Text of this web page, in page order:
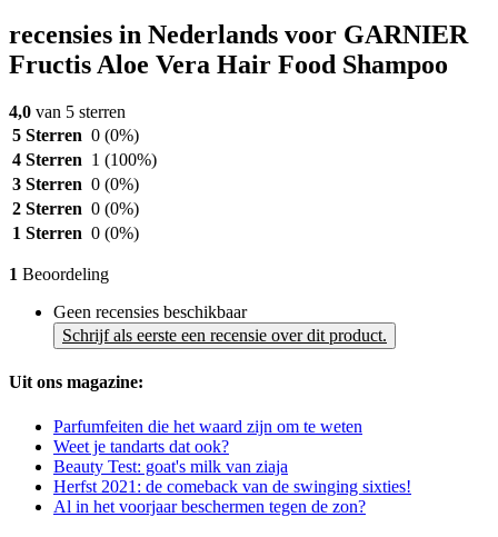
recensies in Nederlands voor GARNIER
Fructis Aloe Vera Hair Food Shampoo
4,0 van 5 sterren
5 Sterren 0 (0%)
4 Sterren 1 (100%)
3 Sterren 0 (0%)
2 Sterren 0 (0%)
1 Sterren 0 (0%)
1 Beoordeling
Geen recensies beschikbaar
Schrijf als eerste een recensie over dit product.
Uit ons magazine:
Parfumfeiten die het waard zijn om te weten
Weet je tandarts dat ook?
Beauty Test: goat's milk van ziaja
Herfst 2021: de comeback van de swinging sixties!
Al in het voorjaar beschermen tegen de zon?